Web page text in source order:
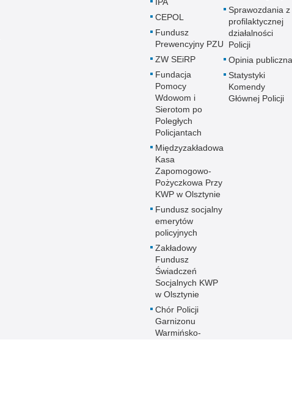
CEPOL
Fundusz
Prewencyjny PZU
ZW SEiRP
Fundacja
Pomocy
Wdowom i
Sierotom po
Poległych
Policjantach
Międzyzakładowa
Kasa
Zapomogowo-
Pożyczkowa Przy
KWP w Olsztynie
Fundusz socjalny
emerytów
policyjnych
Zakładowy
Fundusz
Świadczeń
Socjalnych KWP
w Olsztynie
Chór Policji
Garnizonu
Warmińsko-
Sprawozdania z
profilaktycznej
działalności
Policji
Opinia publiczna
Statystyki
Komendy
Głównej Policji